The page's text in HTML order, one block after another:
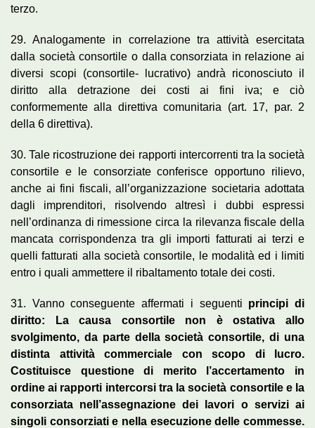
terzo.
29. Analogamente in correlazione tra attività esercitata
dalla società consortile o dalla consorziata in relazione ai
diversi scopi (consortile- lucrativo) andrà riconosciuto il
diritto alla detrazione dei costi ai fini iva; e ciò
conformemente alla direttiva comunitaria (art. 17, par. 2
della 6 direttiva).
30. Tale ricostruzione dei rapporti intercorrenti tra la società
consortile e le consorziate conferisce opportuno rilievo,
anche ai fini fiscali, all’organizzazione societaria adottata
dagli imprenditori, risolvendo altresì i dubbi espressi
nell’ordinanza di rimessione circa la rilevanza fiscale della
mancata corrispondenza tra gli importi fatturati ai terzi e
quelli fatturati alla società consortile, le modalità ed i limiti
entro i quali ammettere il ribaltamento totale dei costi.
31. Vanno conseguente affermati i seguenti principi di
diritto: La causa consortile non è ostativa allo
svolgimento, da parte della società consortile, di una
distinta attività commerciale con scopo di lucro.
Costituisce questione di merito l’accertamento in
ordine ai rapporti intercorsi tra la società consortile e la
consorziata nell’assegnazione dei lavori o servizi ai
singoli consorziati e nella esecuzione delle commesse.